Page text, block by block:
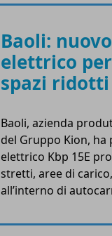
Baoli:
elettrico
spazi ridotti
Baoli, azienda
del Gruppo Kion,
elettrico Kbp 15E
stretti, aree di
all’interno di